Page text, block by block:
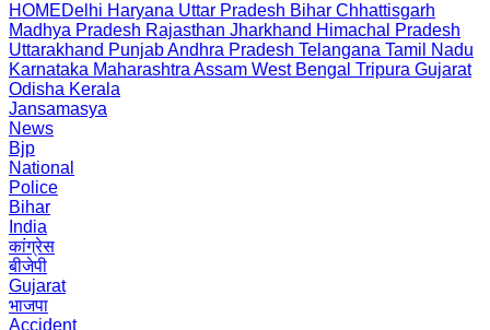
HOMEDelhi Haryana Uttar Pradesh Bihar Chhattisgarh
Madhya Pradesh Rajasthan Jharkhand Himachal Pradesh
Uttarakhand PunjabAndhra Pradesh Telangana Tamil Nadu
Karnataka Maharashtra Assam West Bengal Tripura Gujarat
Odisha Kerala
Jansamasya
News
Bjp
National
Police
Bihar
India
कांग्रेस
बीजेपी
Gujarat
भाजपा
Accident